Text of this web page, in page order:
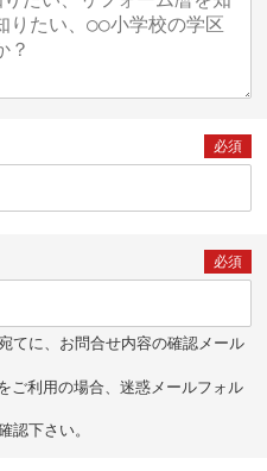
必須
必須
てに、お問合せ内容の確認メール
ご利用の場合、迷惑メールフォル
認下さい。